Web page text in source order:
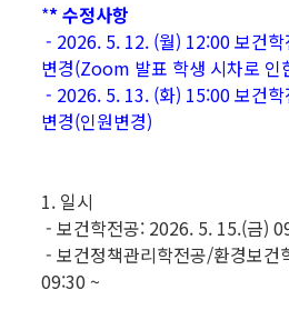
** 수정사항
- 2026. 5. 12. (월) 12:00 보건학
변경(Zoom 발표 학생 시차로 인
- 2026. 5. 13. (화) 15:00 보건학
변경(인원변경)
1. 일시
- 보건학전공: 2026. 5. 15.(금)
- 보건정책관리학전공/환경보건
09:30 ~